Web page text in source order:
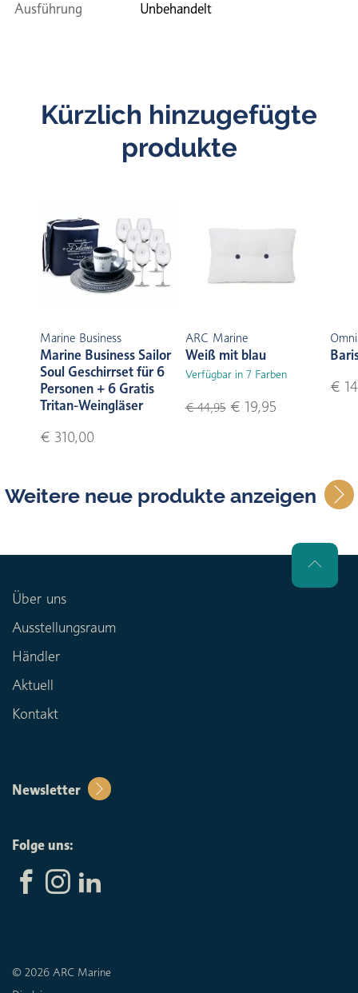
Ausführung Unbehandelt
Kürzlich hinzugefügte
produkte
Marine Business
Marine Business Sailor
Soul Geschirrset für 6
Personen + 6 Gratis
Tritan-Weingläser
€ 310,00
ARC Marine
Weiß mit blau
Verfügbar in 7 Farben
€ 44,95€ 19,95
€
Weitere neue produkte anzeigen
Über uns
Ausstellungsraum
Händler
Aktuell
Kontakt
Newsletter
Folge uns:
© 2026 ARC Marine